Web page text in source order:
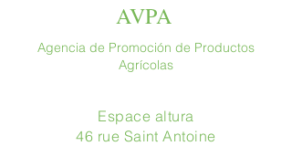
AVPA
Agencia de Promoción de Productos
Agrícolas
Espace altura
46 rue Saint Antoine